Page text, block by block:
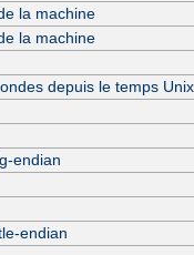
la machine
la machine
depuis le temps
endian
endian